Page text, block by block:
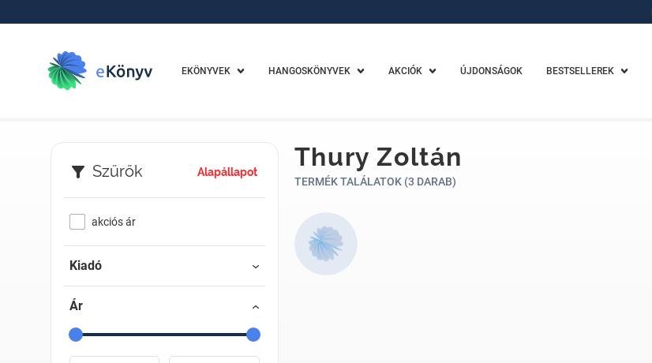
EKÖNYVEK HANGOSKÖNYVEK AKCIÓK ÚJDONSÁGOK BESTSELLEREK
Szűrők Alapállapot
akciós ár
Kiadó
Ár
Thury Zoltán
TERMÉK TALÁLATOK (3 DARAB)